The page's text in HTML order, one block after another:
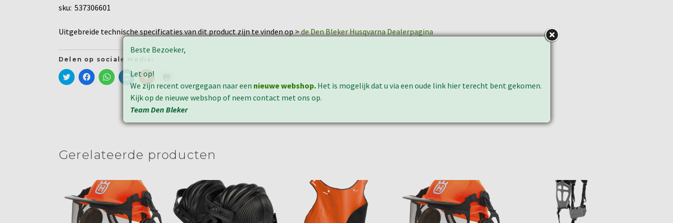
sku: 537306601
Uitgebreide technische specificaties van dit product zijn te vinden op >de Den Bleker Husqvarna Dealerpagina
Delen op sociale media:
Klik
om
Klik
om
Klik
om
WhatsApp
(Wordt
een
Klik
om
op
LinkedIn
te
delen
(Wordt
in
een
Klik
op
Pinterest
te
delen
(Wordt
in
een
om
af
te
drukken
(Wordt
in
een
nieuw
Gerelateerde producten
Beste Bezoeker,
Let op!
We zijn recent overgegaan naar een nieuwe webshop.Het is mogelijk dat u via een oude link hier terecht bent gekomen.
Kijk op de nieuwe webshop of neem contact met ons op.
Team Den Bleker